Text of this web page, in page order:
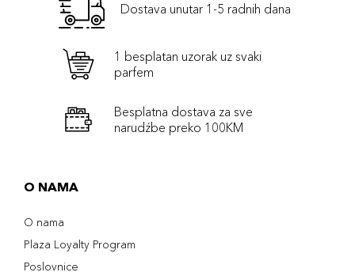
Dostava unutar 1-5 radnih dana
1 besplatan uzorak uz svaki
parfem
Besplatna dostava za sve
narudźbe preko 100KM
O NAMA
O nama
Plaza Loyalty Program
Poslovnice